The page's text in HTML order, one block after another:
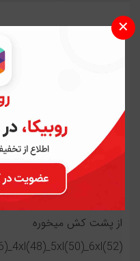
نقد و بررسی
شلوار گن دار کرپ دابل
جنس: کرپ دابل گرم بالا با
از پشت کش میخوره
✕